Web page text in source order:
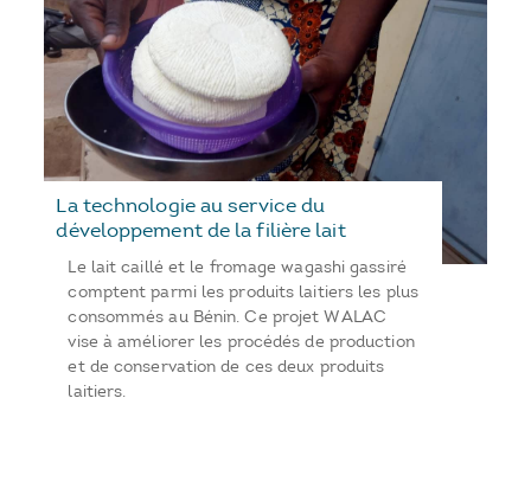
La technologie au service du
développement de la filière lait
Le lait caillé et le fromage wagashi gassiré
comptent parmi les produits laitiers les plus
consommés au Bénin. Ce projet WALAC
vise à améliorer les procédés de production
et de conservation de ces deux produits
laitiers.